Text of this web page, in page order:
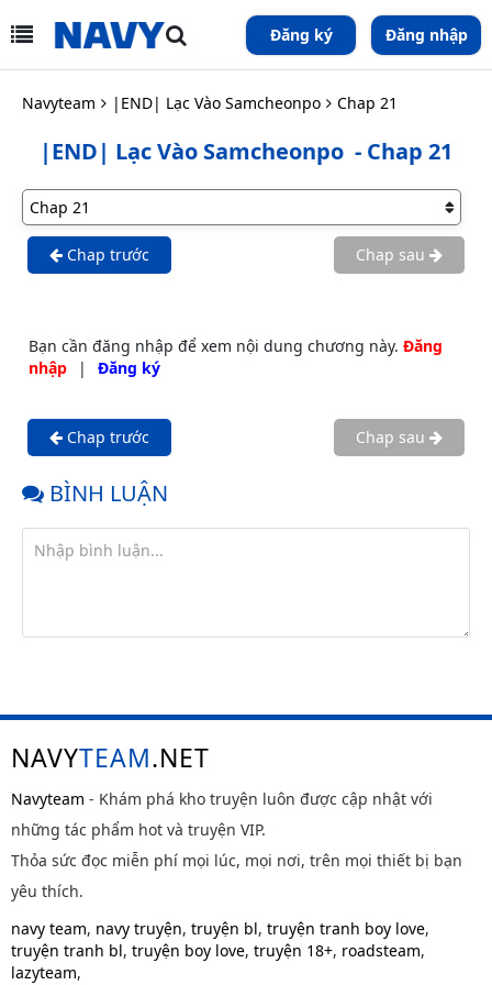
Đăng ký Đăng nhập
Navyteam |END| Lạc Vào Samcheonpo Chap 21
|END| Lạc Vào Samcheonpo - Chap 21
Chap trước Chap sau
Bạn cần đăng nhập để xem nội dung chương này. Đăng
nhập
| Đăng ký
Chap trước Chap sau
BÌNH LUẬN
NAVYTEAM.NET
Navyteam - Khám phá kho truyện luôn được cập nhật với
những tác phẩm hot và truyện VIP.
Thỏa sức đọc miễn phí mọi lúc, mọi nơi, trên mọi thiết bị bạn
yêu thích.
navy team, navy truyện, truyện bl, truyện tranh boy love,
truyện tranh bl, truyện boy love, truyện 18+, roadsteam,
lazyteam,